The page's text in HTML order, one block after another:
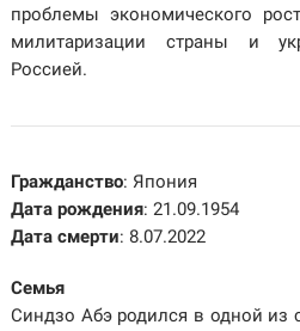
проблемы экономического
милитаризации страны и
Россией.
Гражданство: Япония
Дата рождения: 21.09.1954
Дата смерти: 8.07.2022
Семья
Синдзо Абэ родился в одной из